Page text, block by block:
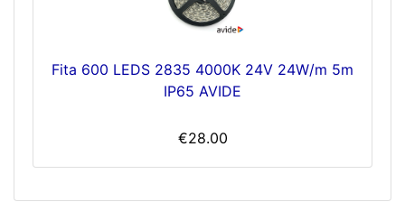
Fita 600 LEDS 2835 4000K 24V 24W/m 5m
IP65 AVIDE
€28.00